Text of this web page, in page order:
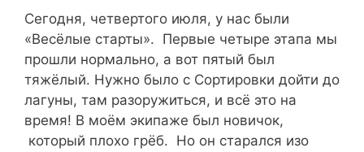
Сегодня, четвертого июля, у нас были
«Весёлые старты». Первые четыре этапа мы
прошли нормально, а вот пятый был
тяжёлый. Нужно было с Сортировки дойти до
лагуны, там разоружиться, и всё это на
время! В моём экипаже был новичок,
который плохо грёб. Но он старался изо